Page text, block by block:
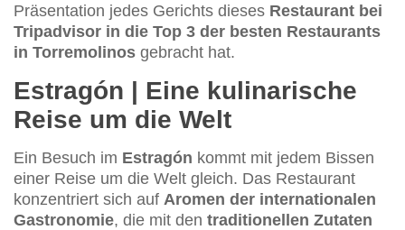
Präsentation jedes Gerichts dieses Restaurant bei
Tripadvisor in die Top 3 der besten Restaurants
in Torremolinos gebracht hat.
Estragón | Eine kulinarische
Reise um die Welt
Ein Besuch im Estragón kommt mit jedem Bissen
einer Reise um die Welt gleich. Das Restaurant
konzentriert sich auf Aromen der internationalen
Gastronomie, die mit den traditionellen Zutaten